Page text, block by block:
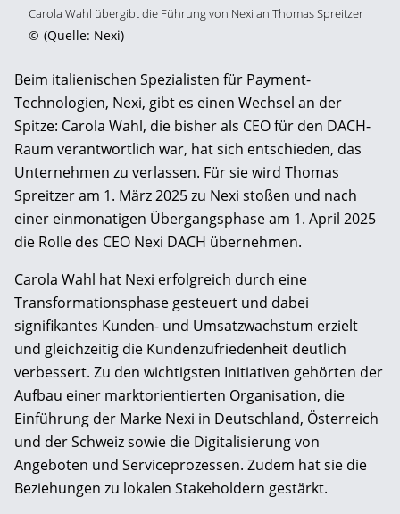
Carola Wahl übergibt die Führung von Nexi an Thomas Spreitzer
© (Quelle: Nexi)
Beim italienischen Spezialisten für Payment-
Technologien, Nexi, gibt es einen Wechsel an der
Spitze: Carola Wahl, die bisher als CEO für den DACH-
Raum verantwortlich war, hat sich entschieden, das
Unternehmen zu verlassen. Für sie wird Thomas
Spreitzer am 1. März 2025 zu Nexi stoßen und nach
einer einmonatigen Übergangsphase am 1. April 2025
die Rolle des CEO Nexi DACH übernehmen.
Carola Wahl hat Nexi erfolgreich durch eine
Transformationsphase gesteuert und dabei
signifikantes Kunden- und Umsatzwachstum erzielt
und gleichzeitig die Kundenzufriedenheit deutlich
verbessert. Zu den wichtigsten Initiativen gehörten der
Aufbau einer marktorientierten Organisation, die
Einführung der Marke Nexi in Deutschland, Österreich
und der Schweiz sowie die Digitalisierung von
Angeboten und Serviceprozessen. Zudem hat sie die
Beziehungen zu lokalen Stakeholdern gestärkt.